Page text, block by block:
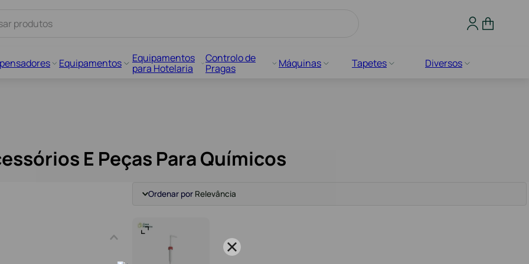
Equipamentos
Equipamentos
para Hotelaria
Controlo de
Pragas
Máquinas Tapetes Diversos
E Peças Para Químicos
Ordenar por Relevância